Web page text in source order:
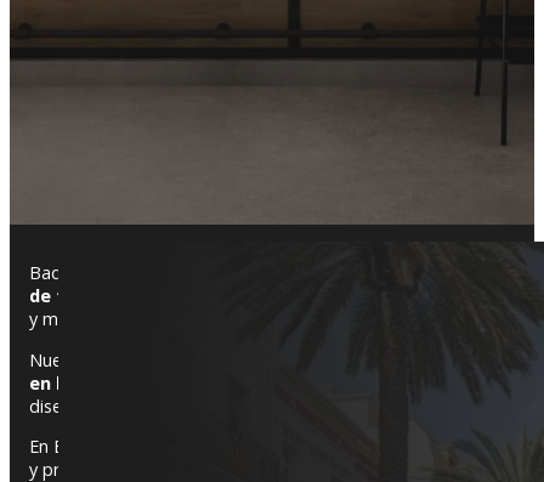
Badalona es un lugar que vibra con energía. Es escenario
de tu propiedad, podemos hacerlo realidad
y microcemento.
Nuestro equipo cuida cada detalle, realizando reformas
en la rehabilitación de edificios y fachadas, así como en
diseño.
En Badalona, donde tradición y modernidad se fusionan,
y profesionalidad, elevando el valor y la funcionalidad de tus